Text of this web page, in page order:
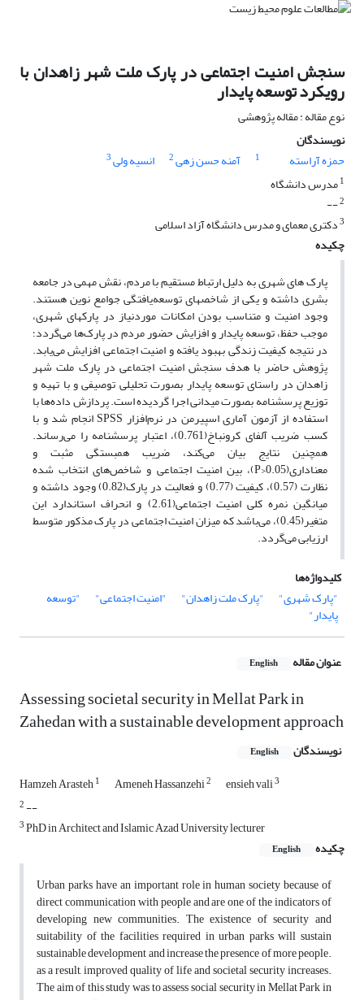
سنجش امنیت اجتماعی در پارک ملت شهر زاهدان با
رویکرد توسعه پایدار
نوع مقاله : مقاله پژوهشی
نویسندگان
حمزه آراسته
1 آمنه حسن زهی2 انسیه ولی3
1مدرس دانشگاه
2
--
3دکتری معمای و مدرس دانشگاه آزاد اسلامی
چکیده
پارک های شهری به دلیل ارتباط مستقیم با مردم، نقش مهمی در جامعه
بشری داشته و یکی از شاخصهای توسعه‌یافتگی جوامع نوین هستند.
وجود امنیت و متناسب بودن امکانات موردنیاز در پارکهای شهری،
موجب حفظ، توسعه پایدار و افزایش حضور مردم در پارک‌ها می‌گردد؛
در نتیجه کیفیت زندگی بهبود یافته و امنیت اجتماعی افزایش می‌یابد.
پژوهش حاضر با هدف سنجش امنیت اجتماعی در پارک ملت شهر
زاهدان در راستای توسعه پایدار بصورت تحلیلی توصیفی و با تهیه و
توزیع پرسشنامه بصورت میدانی اجرا گردیده است. پردازش داده‌ها با
استفاده از آزمون آماری اسپیرمن در نرم‌افزار SPSS انجام شد و با
کسب ضریب آلفای کرونباخ(0.761)، اعتبار پرسشنامه را می‌رساند.
همچنین نتایج بیان می‌کند، ضریب همبستگی مثبت و
معناداری(0.05<P)، بین امنیت اجتماعی و شاخص‌های انتخاب شده
نظارت (0.57)، کیفیت (0.77) و فعالیت در پارک(0.82) وجود داشته و
میانگین نمره کلی امنیت اجتماعی(2.61) و انحراف استاندارد این
متغیر(0.45)، می‌باشد که میزان امنیت اجتماعی در پارک مذکور متوسط
ارزیابی می‌گردد.
کلیدواژه‌ها
"پارک شهری"
"پارک ملت زاهدان" "امنیت اجتماعی" "توسعه
پایدار"
عنوان مقاله English
Assessing societal security in Mellat Park in
Zahedan with a sustainable development approach
نویسندگان English
Hamzeh Arasteh1 Ameneh Hassanzehi2 ensieh vali3
2 --
3PhD in Architect and Islamic Azad University lecturer
چکیده
English
Urban parks have an important role in human society because of
direct communication with people and are one of the indicators of
developing new communities. The existence of security and
suitability of the facilities required in urban parks will sustain
sustainable development and increase the presence of more people.
as a result, improved quality of life and societal security increases.
The aim of this study was to assess social security in Mellat Park in